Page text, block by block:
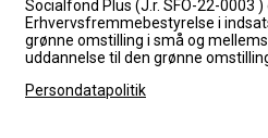
Socialfond Plus (J.r. SFO-22-0003
Erhvervsfremmebestyrelse i
grønne omstilling i små og
uddannelse til den grønne
Persondatapolitik